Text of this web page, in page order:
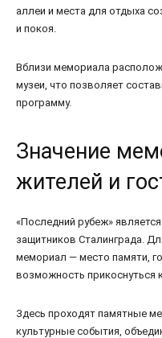
аллеи и места для отдыха
и покоя.
Вблизи мемориала
музеи, что позволяет
программу.
Значение
жителей и
«Последний рубеж»
защитников Сталинграда.
мемориал — место памяти,
возможность прикоснуться
Здесь проходят памятные
культурные события,